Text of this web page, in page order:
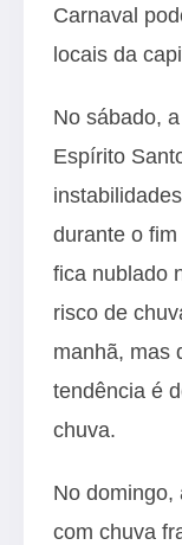
Carnaval
locais da
No sábado,
Espírito
durante o
fica nublado
risco de
manhã, mas
tendência é
chuva.
No domingo,
com chuva